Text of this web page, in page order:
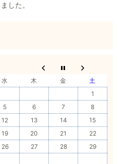
した。
水 木 金
土
1
5 6 7
8
12 13 14
15
19 20 21
22
26 27 28
29